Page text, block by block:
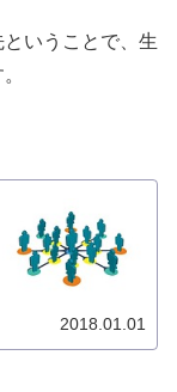
いうことで、生
2018.01.01